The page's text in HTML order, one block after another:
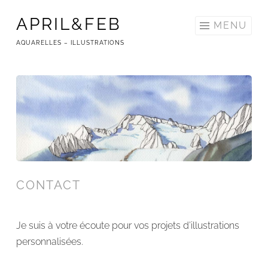
Skip
to
APRIL&FEB
AQUARELLES – ILLUSTRATIONS
MENU
CONTACT
Je suis à votre écoute pour vos projets d’illustrations
personnalisées.